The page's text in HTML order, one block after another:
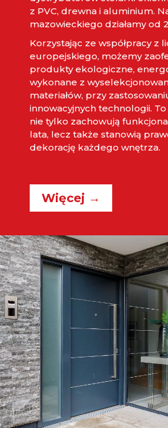
z PVC, drewna i aluminium.
mazowieckiego działamy od
Korzystając ze współpracy z
europejskiego, możemy
produkty ekologiczne,
wykonane z
materiałów, przy
innowacyjnych technologii.
nie tylko zachowują
lata, lecz także stanowią
dekorację każdego wnętrza.
Więcej →